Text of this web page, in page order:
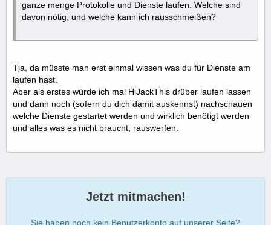
ganze menge Protokolle und Dienste laufen. Welche sind
davon nötig, und welche kann ich rausschmeißen?
Tja, da müsste man erst einmal wissen was du für Dienste am
laufen hast.
Aber als erstes würde ich mal HiJackThis drüber laufen lassen
und dann noch (sofern du dich damit auskennst) nachschauen
welche Dienste gestartet werden und wirklich benötigt werden
und alles was es nicht braucht, rauswerfen.
Jetzt mitmachen!
Sie haben noch kein Benutzerkonto auf unserer Seite?